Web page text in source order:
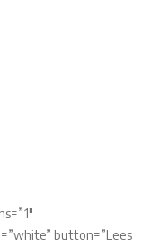
button=”Lees